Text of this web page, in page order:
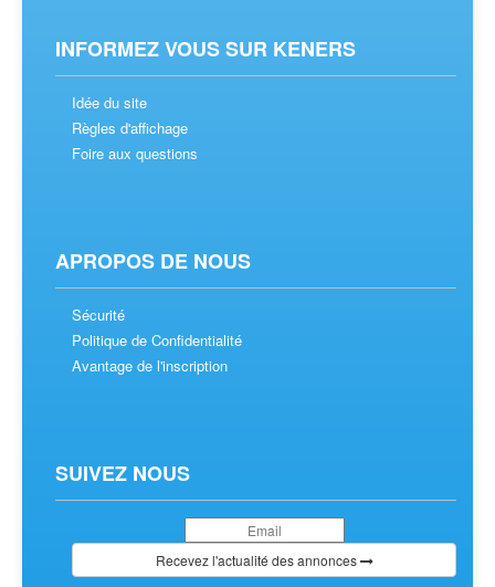
INFORMEZ VOUS SUR KENERS
Idée du site
Règles d'affichage
Foire aux questions
APROPOS DE NOUS
Sécurité
Politique de Confidentialité
Avantage de l'inscription
SUIVEZ NOUS
Recevez l'actualité des annonces